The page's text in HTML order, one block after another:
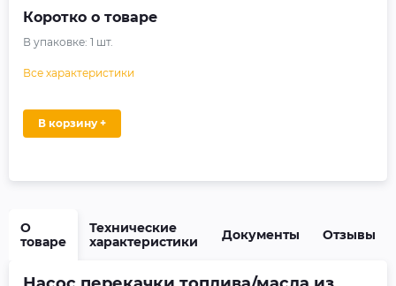
Коротко о товаре
В упаковке: 1 шт.
Все характеристики
В корзину +
О
товаре
Технические
характеристики
Документы Отзывы